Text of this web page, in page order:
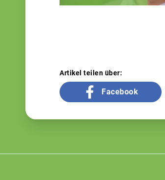
Artikel teilen über:
Facebook